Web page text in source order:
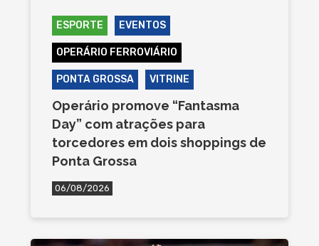
ESPORTE EVENTOS
OPERÁRIO FERROVIÁRIO
PONTA GROSSA VITRINE
Operário promove “Fantasma
Day” com atrações para
torcedores em dois shoppings de
Ponta Grossa
06/08/2026